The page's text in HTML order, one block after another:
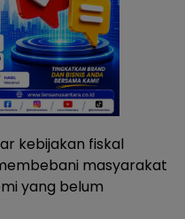
kebijakan fiskal
masyarakat
yang belum